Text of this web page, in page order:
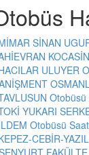
SİNAN
ULUYER
YUKARI
Otobüsü
CEBİR-